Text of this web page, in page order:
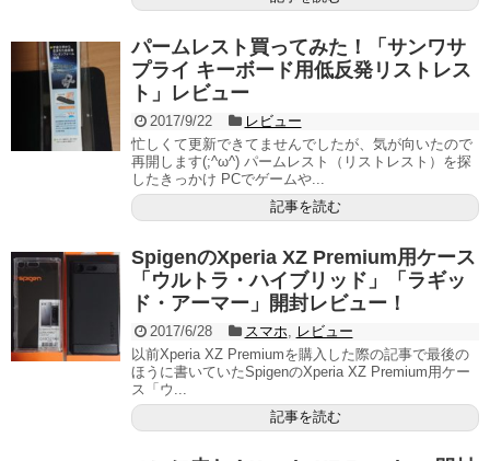
パームレスト買ってみた！「サンワサ
プライ キーボード用低反発リストレス
ト」レビュー
2017/9/22
レビュー
忙しくて更新できてませんでしたが、気が向いたので
再開します(;^ω^) パームレスト（リストレスト）を探
したきっかけ PCでゲームや...
記事を読む
SpigenのXperia XZ Premium用ケース
「ウルトラ・ハイブリッド」「ラギッ
ド・アーマー」開封レビュー！
2017/6/28 スマホ, レビュー
以前Xperia XZ Premiumを購入した際の記事で最後の
ほうに書いていたSpigenのXperia XZ Premium用ケー
ス「ウ...
記事を読む